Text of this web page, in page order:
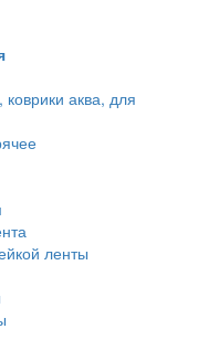
аква, для
ленты